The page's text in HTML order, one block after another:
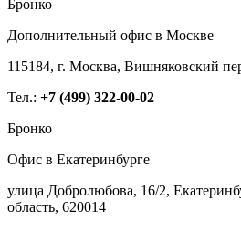
Бронко
Дополнительный офис в Москве
115184, г. Москва, Вишняковский
Тел.: +7 (499) 322-00-02
Бронко
Офис в Екатеринбурге
улица Добролюбова, 16/2,
область, 620014